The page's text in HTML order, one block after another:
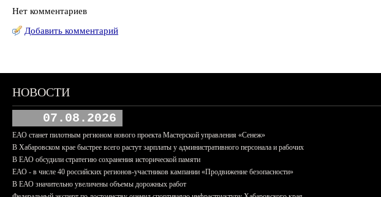
Нет комментариев
Добавить комментарий
НОВОСТИ
07.08.2026
ЕАО станет пилотным регионом нового проекта Мастерской управления «Сенеж»
В Хабаровском крае быстрее всего растут зарплаты у административного персонала и рабочих
В ЕАО обсудили стратегию сохранения исторической памяти
ЕАО - в числе 40 российских регионов-участников кампании «Продвижение безопасности»
В ЕАО значительно увеличены объемы дорожных работ